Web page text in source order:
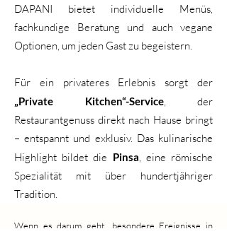
DAPANI bietet individuelle Menüs,
fachkundige Beratung und auch vegane
Optionen, um jeden Gast zu begeistern.
Für ein privateres Erlebnis sorgt der
„Private Kitchen“-Service, der
Restaurantgenuss direkt nach Hause bringt
– entspannt und exklusiv. Das kulinarische
Highlight bildet die Pinsa, eine römische
Spezialität mit über hundertjähriger
Tradition.
Wenn es darum geht, besondere Ereignisse in